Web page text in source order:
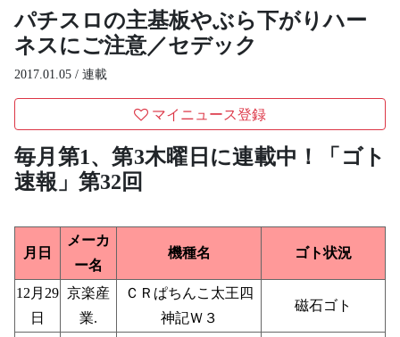
パチスロの主基板やぶら下がりハー
ネスにご注意／セデック
2017.01.05 / 連載
マイニュース登録
毎月第1、第3木曜日に連載中！「ゴト
速報」第32回
月日
メーカ
ー名
機種名 ゴト状況
12月29
日
京楽産
業.
ＣＲぱちんこ太王四
神記Ｗ３
磁石ゴト